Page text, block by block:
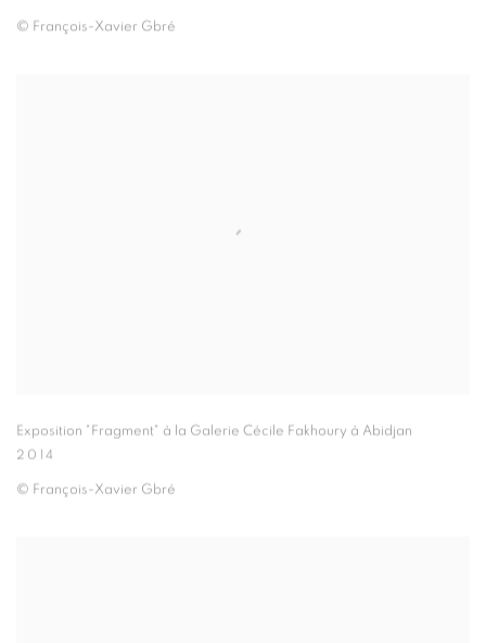
© François-Xavier Gbré
Exposition "Fragment" à la Galerie Cécile Fakhoury à Abidjan
2014
© François-Xavier Gbré